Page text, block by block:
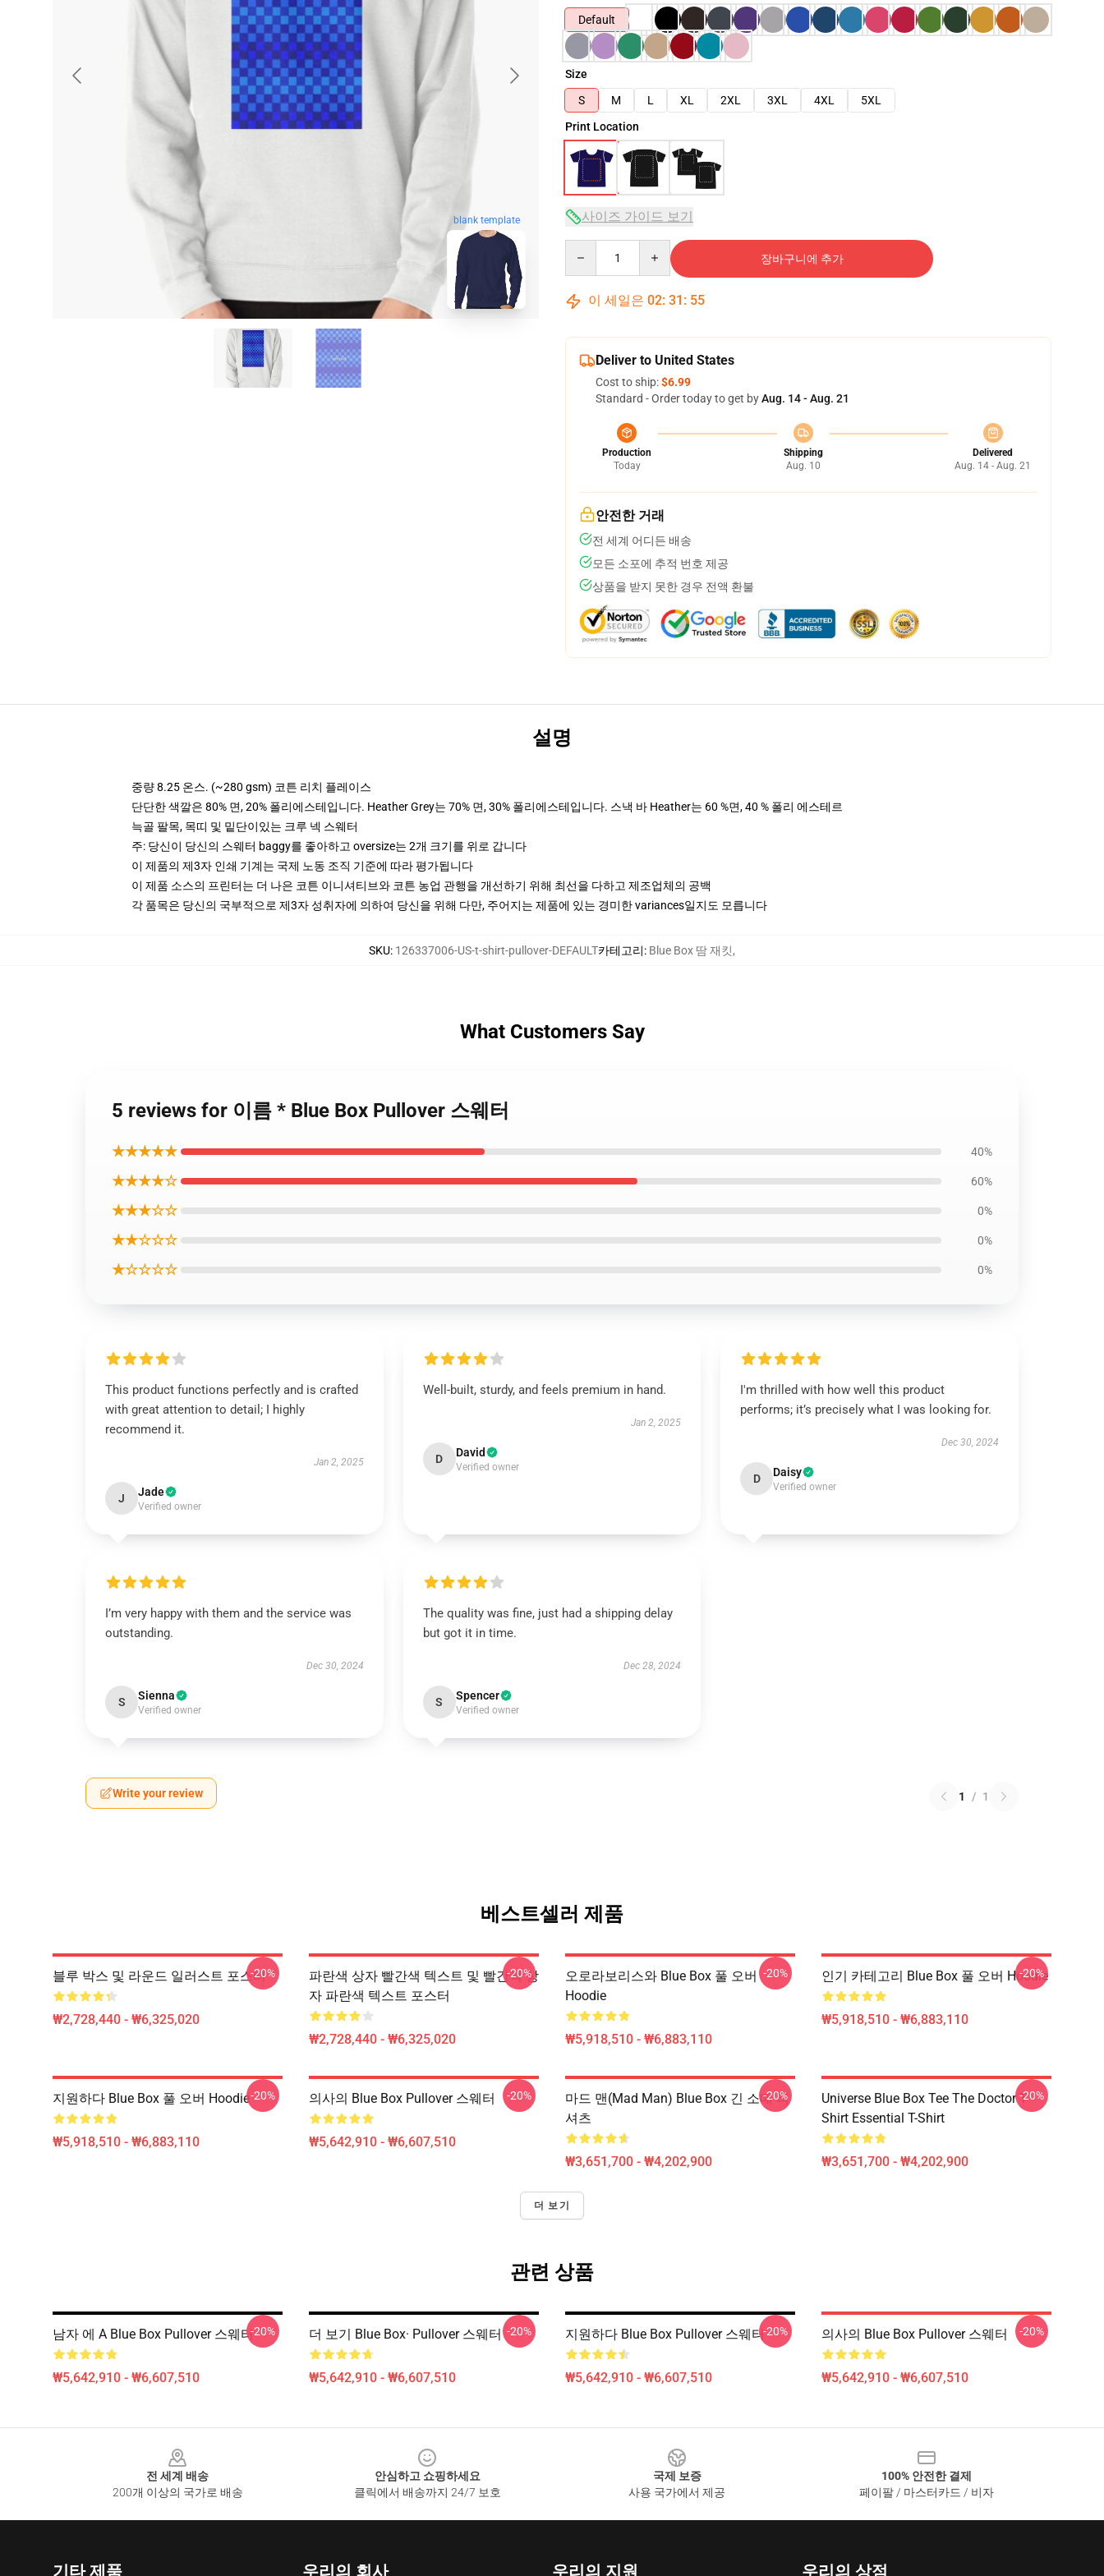
blank template
Default
Size
S
M L XL 2XL 3XL 4XL
5XL
Print Location
사이즈 가이드 보기
장바구니에 추가
이 세일은 02: 31 : 54
Deliver to United States
Cost to ship:$6.99
Standard - Order today to get byAug. 14 - Aug. 21
Production
Today
Shipping
Aug. 10
Delivered
Aug. 14 - Aug. 21
안전한 거래
전 세계 어디든 배송
모든 소포에 추적 번호 제공
상품을 받지 못한 경우 전액 환불
설명
중량 8.25 온스. (~280 gsm) 코튼 리치 플레이스
단단한 색깔은 80% 면, 20% 폴리에스테입니다. Heather Grey는 70% 면, 30% 폴리에스테입니다. 스낵 바 Heather는 60 %면, 40 % 폴리 에스테르
늑골 팔목, 목띠 및 밑단이있는 크루 넥 스웨터
주: 당신이 당신의 스웨터 baggy를 좋아하고 oversize는 2개 크기를 위로 갑니다
이 제품의 제3자 인쇄 기계는 국제 노동 조직 기준에 따라 평가됩니다
이 제품 소스의 프린터는 더 나은 코튼 이니셔티브와 코튼 농업 관행을 개선하기 위해 최선을 다하고 제조업체의 공백
각 품목은 당신의 국부적으로 제3자 성취자에 의하여 당신을 위해 다만, 주어지는 제품에 있는 경미한 variances일지도 모릅니다
SKU: 126337006-US-t-shirt-pullover-DEFAULT카테고리: Blue Box 땀 재킷,
What Customers Say
5 reviews for 이름 * Blue Box Pullover 스웨터
★★★★★ 40%
★★★★☆ 60%
★★★☆☆ 0%
★★☆☆☆ 0%
★☆☆☆☆ 0%
This product functions perfectly and is crafted
with great attention to detail; I highly
recommend it.
Jan 2, 2025
J Jade
Verified owner
Well-built, sturdy, and feels premium in hand.
Jan 2, 2025
D David
Verified owner
I'm thrilled with how well this product
performs; it’s precisely what I was looking for.
Dec 30, 2024
D Daisy
Verified owner
I’m very happy with them and the service was
outstanding.
Dec 30, 2024
S Sienna
Verified owner
The quality was fine, just had a shipping delay
but got it in time.
Dec 28, 2024
S Spencer
Verified owner
Write your review 1 / 1
베스트셀러 제품
블루 박스 및 라운드 일러스트 포스터
₩2,728,440 - ₩6,325,020
-20%
파란색 상자 빨간색 텍스트 및 빨간색 상
자 파란색 텍스트 포스터
₩2,728,440 - ₩6,325,020
-20%
오로라보리스와 Blue Box 풀 오버
Hoodie
₩5,918,510 - ₩6,883,110
-20% 인기 카테고리 Blue Box 풀 오버 Hoodie
₩5,918,510 - ₩6,883,110
-20%
지원하다 Blue Box 풀 오버 Hoodie
₩5,918,510 - ₩6,883,110
-20% 의사의 Blue Box Pullover 스웨터
₩5,642,910 - ₩6,607,510
-20%
마드 맨(Mad Man) Blue Box 긴 소매 티
셔츠
₩3,651,700 - ₩4,202,900
-20%
Universe Blue Box Tee The Doctor T-
Shirt Essential T-Shirt
₩3,651,700 - ₩4,202,900
-20%
더 보기
관련 상품
남자 에 A Blue Box Pullover 스웨터
₩5,642,910 - ₩6,607,510
-20% 더 보기 Blue Box· Pullover 스웨터
₩5,642,910 - ₩6,607,510
-20% 지원하다 Blue Box Pullover 스웨터
₩5,642,910 - ₩6,607,510
-20% 의사의 Blue Box Pullover 스웨터
₩5,642,910 - ₩6,607,510
-20%
전 세계 배송
200개 이상의 국가로 배송
안심하고 쇼핑하세요
클릭에서 배송까지 24/7 보호
국제 보증
사용 국가에서 제공
100% 안전한 결제
페이팔 / 마스터카드 / 비자
기타 제품 우리의 회사 우리의 지원 우리의 상점